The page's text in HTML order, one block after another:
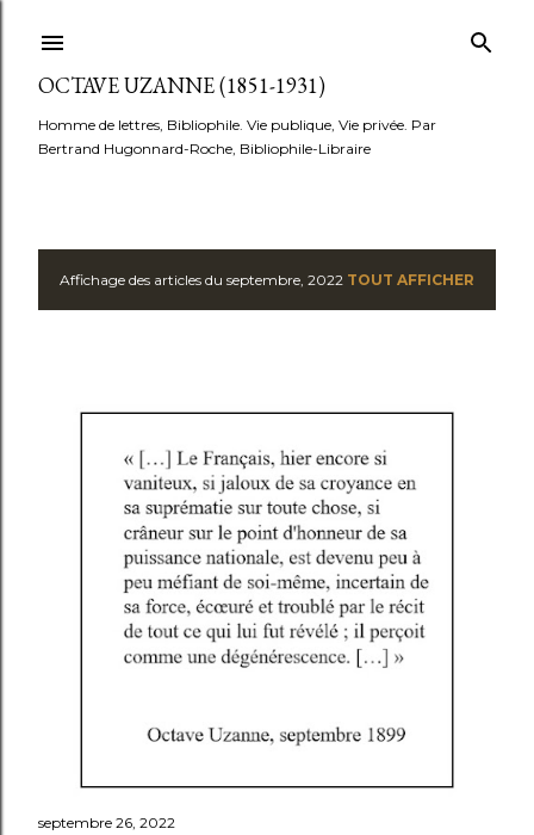
OCTAVE UZANNE (1851-1931)
Homme de lettres, Bibliophile. Vie publique, Vie privée. Par
Bertrand Hugonnard-Roche, Bibliophile-Libraire
AAffichage des articles du septembre, 2022 TOUT AFFICHER
septembre 26, 2022